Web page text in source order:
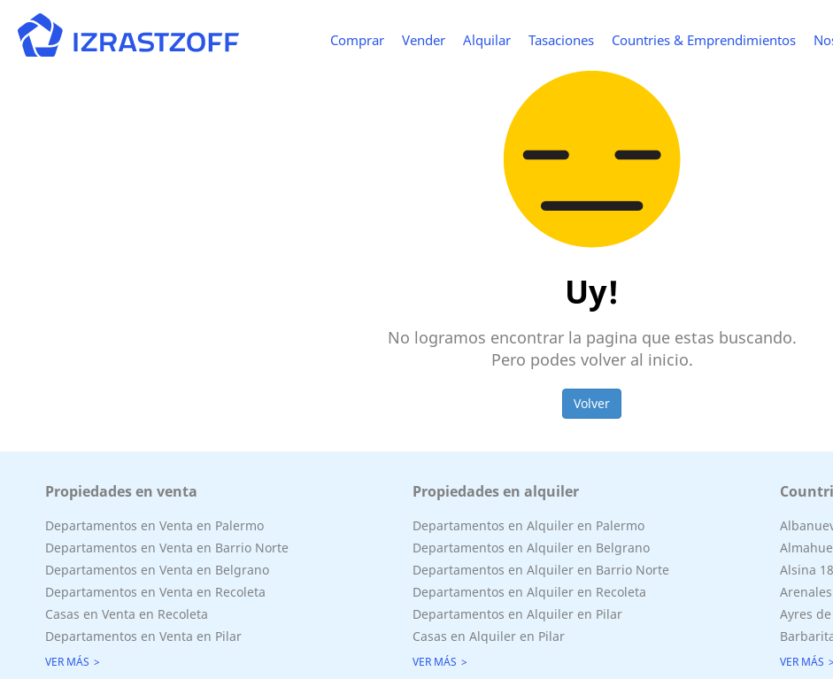
Comprar Vender Alquilar Tasaciones Countries & Emprendimientos
Uy!
No logramos encontrar la pagina que estas buscando.
Pero podes volver al inicio.
Volver
Propiedades en venta
Departamentos en Venta en Palermo
Departamentos en Venta en Barrio Norte
Departamentos en Venta en Belgrano
Departamentos en Venta en Recoleta
Casas en Venta en Recoleta
Departamentos en Venta en Pilar
VER MÁS
Propiedades en alquiler
Departamentos en Alquiler en Palermo
Departamentos en Alquiler en Belgrano
Departamentos en Alquiler en Barrio Norte
Departamentos en Alquiler en Recoleta
Departamentos en Alquiler en Pilar
Casas en Alquiler en Pilar
VER MÁS
Alsina
Ayres
VER MÁS